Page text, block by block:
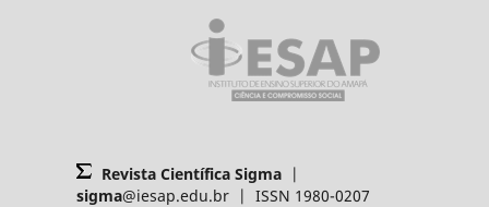
Revista Científica Sigma|
sigma@iesap.edu.br | ISSN 1980-0207